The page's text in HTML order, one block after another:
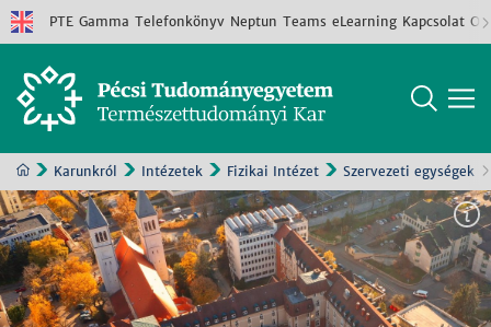
PTE Gamma Telefonkönyv Neptun Teams eLearning Kapcsolat
Karunkról Intézetek Fizikai Intézet Szervezeti egységek